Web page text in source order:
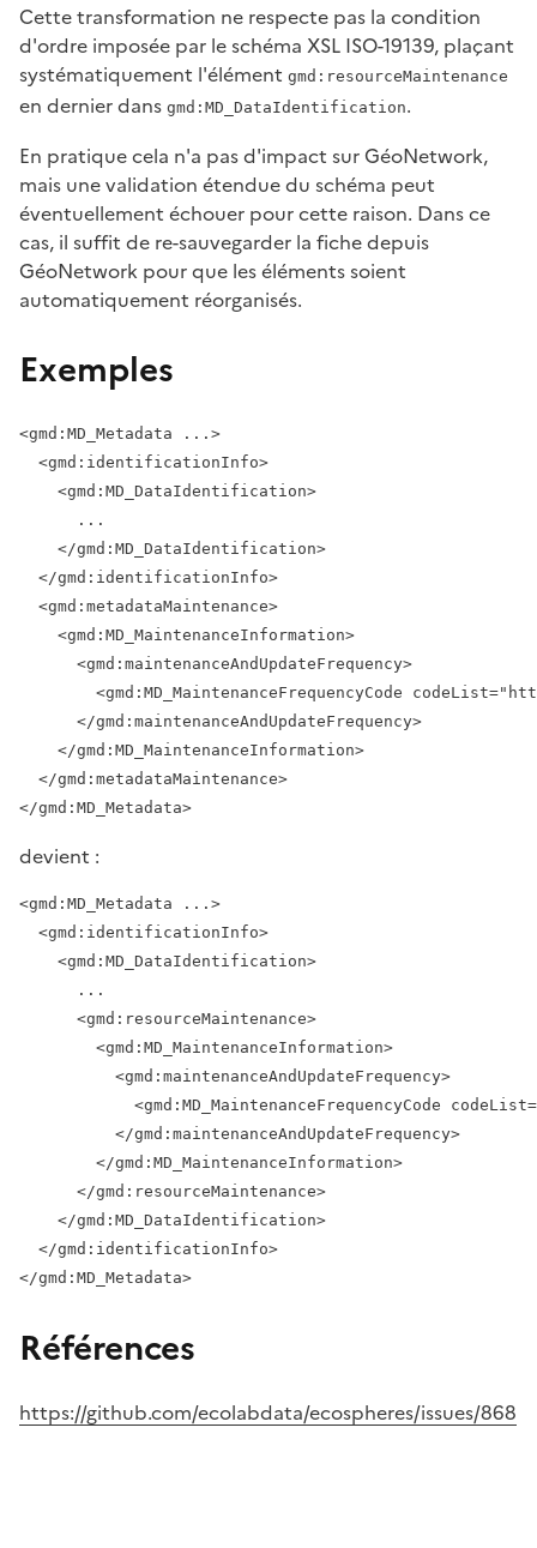
Cette transformation ne respecte pas la condition
d'ordre imposée par le schéma XSL ISO-19139, plaçant
systématiquement l'élément gmd:resourceMaintenance
en dernier dans gmd:MD_DataIdentification.
En pratique cela n'a pas d'impact sur GéoNetwork,
mais une validation étendue du schéma peut
éventuellement échouer pour cette raison. Dans ce
cas, il suffit de re-sauvegarder la fiche depuis
GéoNetwork pour que les éléments soient
automatiquement réorganisés.
Exemples
<gmd:MD_Metadata ...>
  <gmd:identificationInfo>
    <gmd:MD_DataIdentification>
      ...
    </gmd:MD_DataIdentification>
  </gmd:identificationInfo>
  <gmd:metadataMaintenance>
    <gmd:MD_MaintenanceInformation>
      <gmd:maintenanceAndUpdateFrequency>
<gmd:MD_MaintenanceFrequencyCode
      </gmd:maintenanceAndUpdateFrequency>
    </gmd:MD_MaintenanceInformation>
  </gmd:metadataMaintenance>
devient :
<gmd:MD_Metadata ...>
  <gmd:identificationInfo>
    <gmd:MD_DataIdentification>
      ...
      <gmd:resourceMaintenance>
        <gmd:MD_MaintenanceInformation>
          <gmd:maintenanceAndUpdateFrequency>
<gmd:MD_MaintenanceFrequencyCode
          </gmd:maintenanceAndUpdateFrequency>
        </gmd:MD_MaintenanceInformation>
      </gmd:resourceMaintenance>
    </gmd:MD_DataIdentification>
  </gmd:identificationInfo>
Références
https://github.com/ecolabdata/ecospheres/issues/868